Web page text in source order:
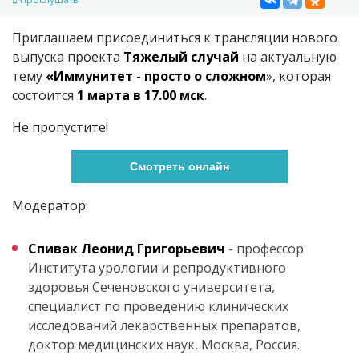
Приглашаем присоединиться к трансляции нового
выпуска проекта Тяжелый случай на актуальную
тему «Иммунитет - просто о сложном», которая
состоится 1 марта в 17.00 мск.
Не пропустите!
Смотреть онлайн
Модератор:
Спивак Леонид Григорьевич - профессор
Института урологии и репродуктивного
здоровья Сеченовского университета,
специалист по проведению клинических
исследований лекарственных препаратов,
доктор медицинских наук, Москва, Россия.